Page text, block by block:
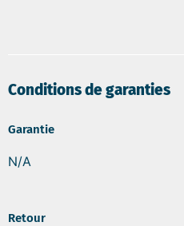
Conditions de garanties
Garantie
N/A
Retour